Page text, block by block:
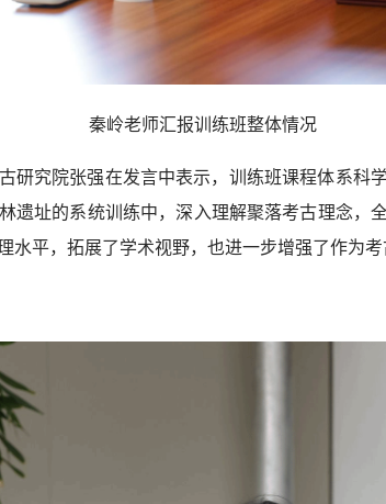
秦岭老师汇报训练班整体情况
研究院张强在发言中表示，训练班课程体系科
遗址的系统训练中，深入理解聚落考古理念，
水平，拓展了学术视野，也进一步增强了作为考